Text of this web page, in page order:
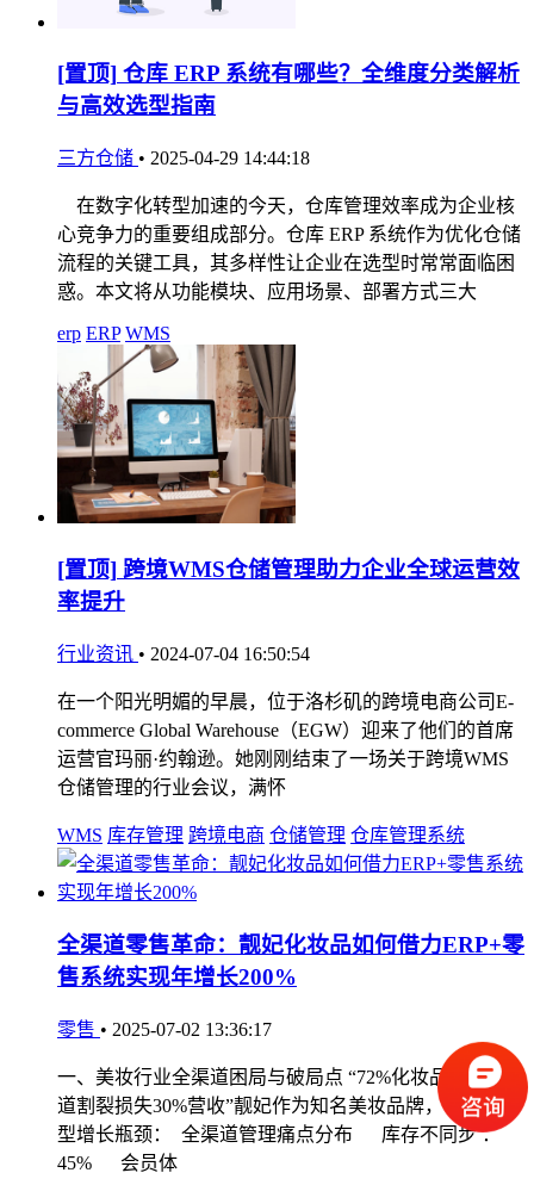
[置顶] 仓库 ERP 系统有哪些？全维度分类解析
与高效选型指南
三方仓储 • 2025-04-29 14:44:18
在数字化转型加速的今天，仓库管理效率成为企业核
心竞争力的重要组成部分。仓库 ERP 系统作为优化仓储
流程的关键工具，其多样性让企业在选型时常常面临困
惑。本文将从功能模块、应用场景、部署方式三大
erp ERP WMS
[置顶] 跨境WMS仓储管理助力企业全球运营效
率提升
行业资讯 • 2024-07-04 16:50:54
在一个阳光明媚的早晨，位于洛杉矶的跨境电商公司E-
commerce Global Warehouse（EGW）迎来了他们的首席
运营官玛丽·约翰逊。她刚刚结束了一场关于跨境WMS
仓储管理的行业会议，满怀
WMS 库存管理 跨境电商 仓储管理 仓库管理系统
全渠道零售革命：靓妃化妆品如何借力ERP+零
售系统实现年增长200%
零售 • 2025-07-02 13:36:17
一、美妆行业全渠道困局与破局点 “72%化妆品企业因渠
道割裂损失30%营收”靓妃作为知名美妆品牌，曾面临典
型增长瓶颈： 全渠道管理痛点分布 库存不同步 ：
45% 会员体